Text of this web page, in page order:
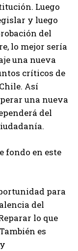
Luego
y luego
del
lo mejor sería
una nueva
críticos de
Así
una nueva
del
fondo en este
para
del
lo que
es